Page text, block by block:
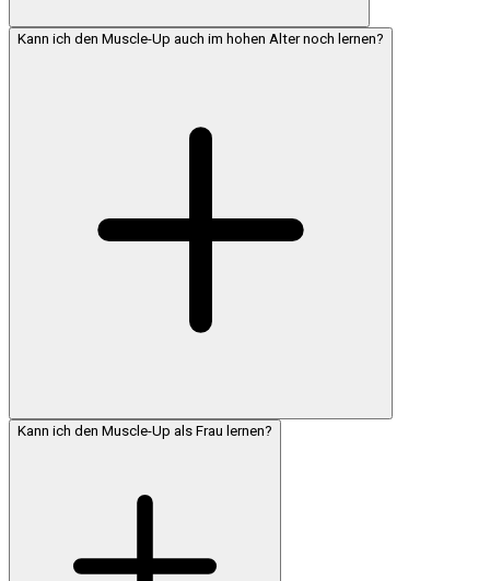
Kann ich den Muscle-Up auch im hohen Alter noch lernen?
Kann ich den Muscle-Up als Frau lernen?